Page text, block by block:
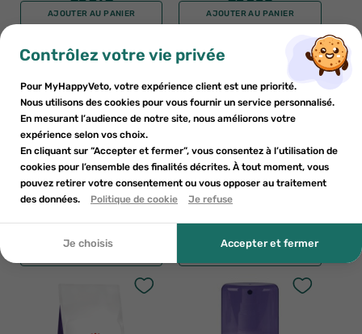
AJOUTER AU PANIER AJOUTER AU PANIER
MP LABO
gélules
13€95
VETOQUINOL
moyen 15 - 60kg - 30 gélules
€19
Ajouter à la liste de souhaits ×
add_circle_outline Créer une nouvelle liste
×
((confirmMessage))
((cancelText)) ((modalDeleteText))
Créer une liste de souhaits ×
Nom de la liste de souhaits
Créer une liste de souhaits
S'inscrire ×
Vous devez être connecté pour enregistrer des produits dans
votre liste de souhaits.
Annuler S'inscrire
Contrôlez votre vie privée
Pour MyHappyVeto, votre expérience client est une priorité.
Nous utilisons des cookies pour vous fournir un service personnalisé.
En mesurant l’audience de notre site, nous améliorons votre
expérience selon vos choix.
En cliquant sur “Accepter et fermer”, vous consentez à l’utilisation de
cookies pour l’ensemble des finalités décrites. À tout moment, vous
pouvez retirer votre consentement ou vous opposer au traitement
des données.
Politique de cookie Je refuse
Je choisis Accepter et fermer